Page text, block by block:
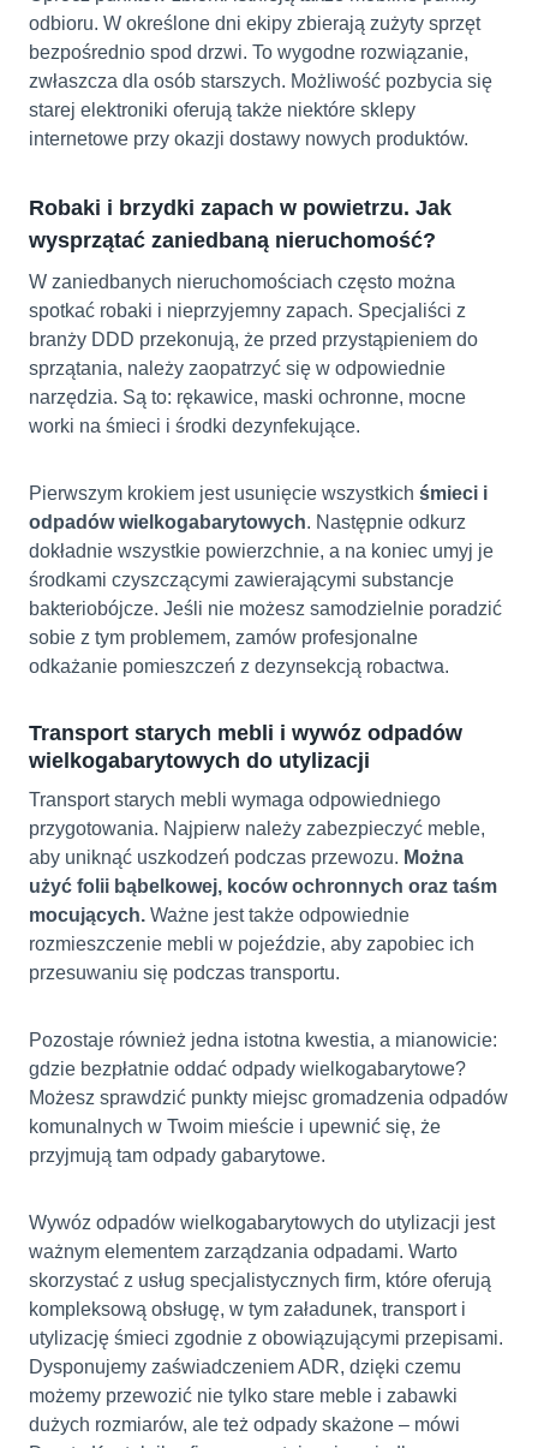
odbioru. W określone dni ekipy zbierają zużyty sprzęt
bezpośrednio spod drzwi. To wygodne rozwiązanie,
zwłaszcza dla osób starszych. Możliwość pozbycia się
starej elektroniki oferują także niektóre sklepy
internetowe przy okazji dostawy nowych produktów.
Robaki i brzydki zapach w powietrzu. Jak
wysprzątać zaniedbaną nieruchomość?
W zaniedbanych nieruchomościach często można
spotkać robaki i nieprzyjemny zapach. Specjaliści z
branży DDD przekonują, że przed przystąpieniem do
sprzątania, należy zaopatrzyć się w odpowiednie
narzędzia. Są to: rękawice, maski ochronne, mocne
worki na śmieci i środki dezynfekujące.
Pierwszym krokiem jest usunięcie wszystkich śmieci i
odpadów wielkogabarytowych. Następnie odkurz
dokładnie wszystkie powierzchnie, a na koniec umyj je
środkami czyszczącymi zawierającymi substancje
bakteriobójcze. Jeśli nie możesz samodzielnie poradzić
sobie z tym problemem, zamów profesjonalne
odkażanie pomieszczeń z dezynsekcją robactwa.
Transport starych mebli i wywóz odpadów
wielkogabarytowych do utylizacji
Transport starych mebli wymaga odpowiedniego
przygotowania. Najpierw należy zabezpieczyć meble,
aby uniknąć uszkodzeń podczas przewozu. Można
użyć folii bąbelkowej, koców ochronnych oraz taśm
mocujących. Ważne jest także odpowiednie
rozmieszczenie mebli w pojeździe, aby zapobiec ich
przesuwaniu się podczas transportu.
Pozostaje również jedna istotna kwestia, a mianowicie:
gdzie bezpłatnie oddać odpady wielkogabarytowe?
Możesz sprawdzić punkty miejsc gromadzenia odpadów
komunalnych w Twoim mieście i upewnić się, że
przyjmują tam odpady gabarytowe.
Wywóz odpadów wielkogabarytowych do utylizacji jest
ważnym elementem zarządzania odpadami. Warto
skorzystać z usług specjalistycznych firm, które oferują
kompleksową obsługę, w tym załadunek, transport i
utylizację śmieci zgodnie z obowiązującymi przepisami.
Dysponujemy zaświadczeniem ADR, dzięki czemu
możemy przewozić nie tylko stare meble i zabawki
dużych rozmiarów, ale też odpady skażone – mówi